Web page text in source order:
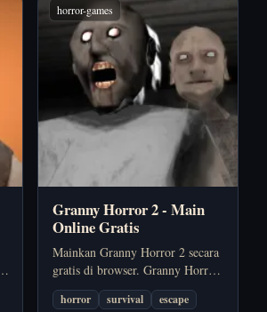
horror-games
Granny Horror 2 - Main
Online Gratis
Mainkan Granny Horror 2 secara
gratis di browser. Granny Horror
2 dibangun di sekitar upaya
melarikan diri dari ruang tertutup
horror survival escape